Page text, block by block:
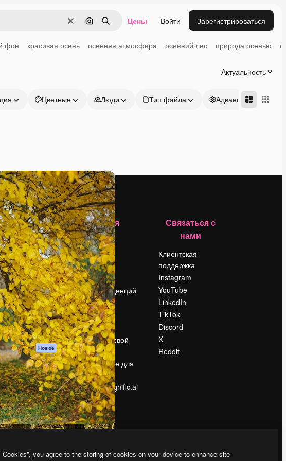
ОчиститьПоиск по изображению
Поиск Цены Войти Зарегистрироваться
фон красивая осень осенняя атмосфера осенний лес природа осенью
Актуальность
Цветные Люди Тип файла Адвансд
по
ИИ
и
Новое
файлов
доверия
Компания
Цены
О нас
Reviews
Вакансии
Поиск тенденций
Блог
События
Slidesgo
Продайте свой
контент
Помещение для
прессы
Ищете magnific.ai
Связаться с
нами
Клиентская
поддержка
Instagram
YouTube
LinkedIn
TikTok
Discord
X
Reddit
you agree to the storing of cookies on your device to enhance site